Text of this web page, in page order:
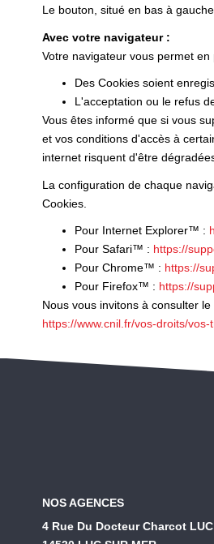
Le bouton, situé en bas à
Avec votre navigateur :
Votre navigateur vous permet
Des Cookies soient
L'acceptation ou le refus
Vous êtes informé que si vous
et vos conditions d'accès à
internet risquent d'être
La configuration de chaque
Cookies.
Pour Internet Explorer™ :
Pour Safari™ : https://
Pour Chrome™ : https://
Pour Firefox™ : https://
Nous vous invitons à consulter
https://www.cnil.fr/vos-droits/
NOS AGENCES
4 Rue Du Docteur Charcot LUC